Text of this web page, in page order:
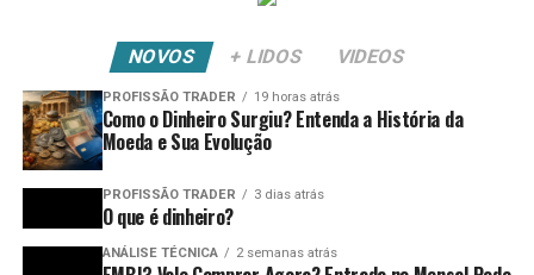
NOVOS + LIDOS VIDEOS
PROFISSÃO TRADER 19 horas atrás
Como o Dinheiro Surgiu? Entenda a História da
Moeda e Sua Evolução
PROFISSÃO TRADER 3 dias atrás
O que é dinheiro?
ANÁLISE TÉCNICA 2 semanas atrás